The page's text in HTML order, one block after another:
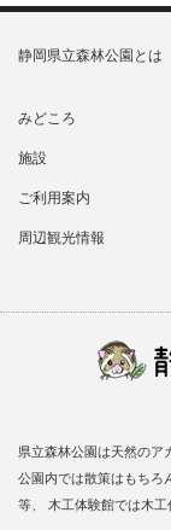
静岡県立森林公園とは
みどころ
施設
ご利用案内
周辺観光情報
県立森林公園は天然のア
公園内では散策はもちろ
等、 木工体験館では木工